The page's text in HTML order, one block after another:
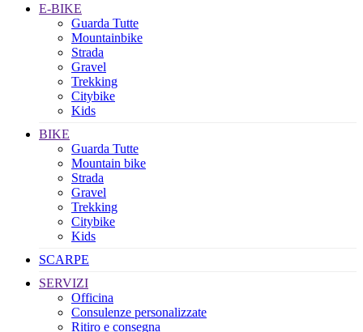
E-BIKE
Guarda Tutte
Mountainbike
Strada
Gravel
Trekking
Citybike
Kids
BIKE
Guarda Tutte
Mountain bike
Strada
Gravel
Trekking
Citybike
Kids
SCARPE
SERVIZI
Officina
Consulenze personalizzate
Ritiro e consegna